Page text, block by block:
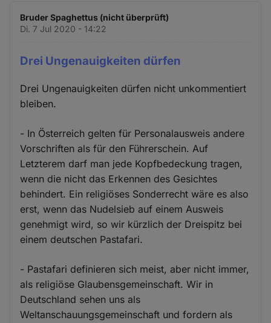
Bruder Spaghettus (nicht überprüft)
Di. 7 Jul 2020 - 14:22
Drei Ungenauigkeiten dürfen
Drei Ungenauigkeiten dürfen nicht unkommentiert
bleiben.
- In Österreich gelten für Personalausweis andere
Vorschriften als für den Führerschein. Auf
Letzterem darf man jede Kopfbedeckung tragen,
wenn die nicht das Erkennen des Gesichtes
behindert. Ein religiöses Sonderrecht wäre es also
erst, wenn das Nudelsieb auf einem Ausweis
genehmigt wird, so wir kürzlich der Dreispitz bei
einem deutschen Pastafari.
- Pastafari definieren sich meist, aber nicht immer,
als religiöse Glaubensgemeinschaft. Wir in
Deutschland sehen uns als
Weltanschauungsgemeinschaft und fordern als